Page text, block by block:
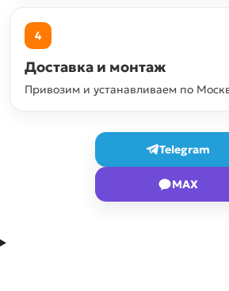
4
Доставка и монтаж
Привозим и устанавливаем по
Telegram
MAX